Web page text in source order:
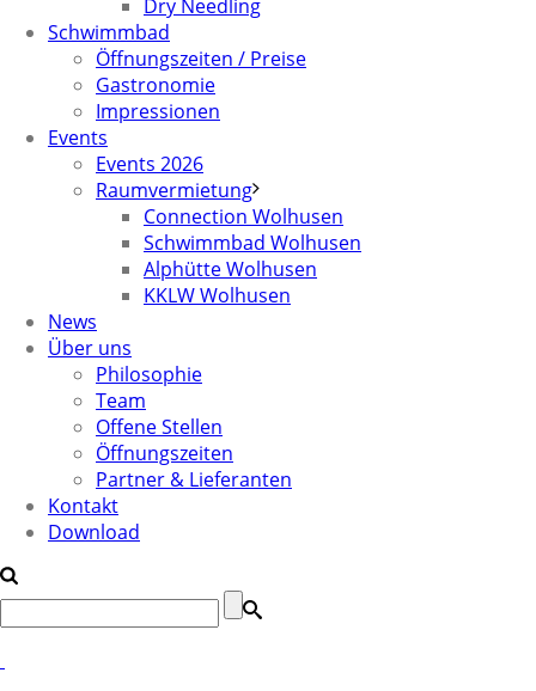
Dry Needling
Schwimmbad
Öffnungszeiten / Preise
Gastronomie
Impressionen
Events
Events 2026
Raumvermietung
Connection Wolhusen
Schwimmbad Wolhusen
Alphütte Wolhusen
KKLW Wolhusen
News
Über uns
Philosophie
Team
Offene Stellen
Öffnungszeiten
Partner & Lieferanten
Kontakt
Download